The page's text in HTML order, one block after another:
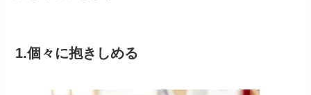
1.個々に抱きしめる